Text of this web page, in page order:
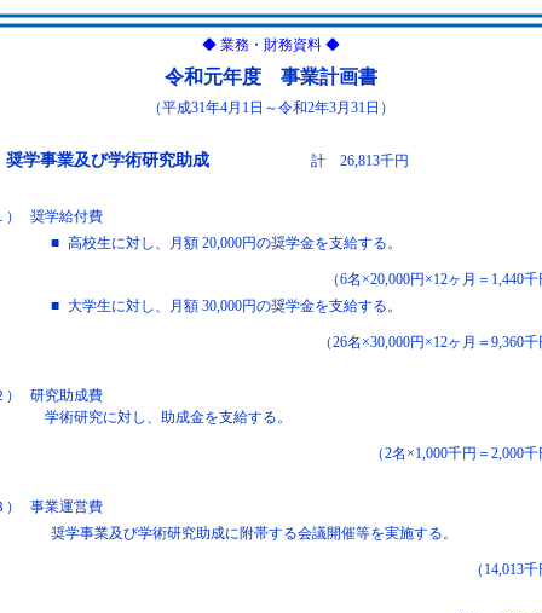
◆ 業務・財務資料 ◆
令和元年度 事業計画書
（平成31年4月1日～令和2年3月31日）
奨学事業及び学術研究助成 計 26,813千円
奨学給付費
■ 高校生に対し、月額 20,000円の奨学金を支給する。
（6名×20,000円×12ヶ月＝1,440千
■ 大学生に対し、月額 30,000円の奨学金を支給する。
（26名×30,000円×12ヶ月＝9,360千
研究助成費
学術研究に対し、助成金を支給する。
（2名×1,000千円＝2,000千
事業運営費
奨学事業及び学術研究助成に附帯する会議開催等を実施する。
（14,013千